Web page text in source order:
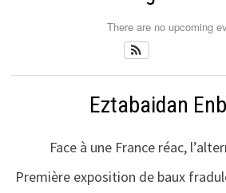
There are no upcoming
Eztabaidan
Face à une France réac,
Première exposition de baux